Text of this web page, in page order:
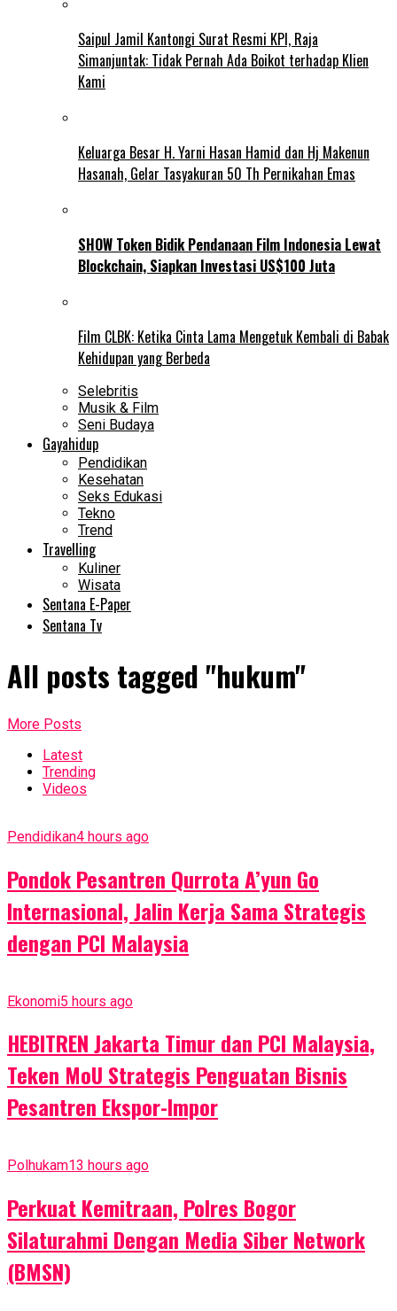
Saipul Jamil Kantongi Surat Resmi KPI, Raja
Simanjuntak: Tidak Pernah Ada Boikot terhadap Klien
Kami
Keluarga Besar H. Yarni Hasan Hamid dan Hj Makenun
Hasanah, Gelar Tasyakuran 50 Th Pernikahan Emas
SHOW Token Bidik Pendanaan Film Indonesia Lewat
Blockchain, Siapkan Investasi US$100 Juta
Film CLBK: Ketika Cinta Lama Mengetuk Kembali di Babak
Kehidupan yang Berbeda
Selebritis
Musik & Film
Seni Budaya
Gayahidup
Pendidikan
Kesehatan
Seks Edukasi
Tekno
Trend
Travelling
Kuliner
Wisata
Sentana E-Paper
Sentana Tv
All posts tagged "hukum"
More Posts
Latest
Trending
Videos
Pendidikan4 hours ago
Pondok Pesantren Qurrota A’yun Go
Internasional, Jalin Kerja Sama Strategis
dengan PCI Malaysia
Ekonomi5 hours ago
HEBITREN Jakarta Timur dan PCI Malaysia,
Teken MoU Strategis Penguatan Bisnis
Pesantren Ekspor-Impor
Polhukam13 hours ago
Perkuat Kemitraan, Polres Bogor
Silaturahmi Dengan Media Siber Network
(BMSN)